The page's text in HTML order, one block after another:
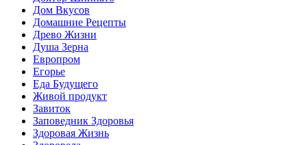
Дом Вкусов
Домашние Рецепты
Древо Жизни
Душа Зерна
Европром
Егорье
Еда Будущего
Живой продукт
Завиток
Заповедник Здоровья
Здоровая Жизнь